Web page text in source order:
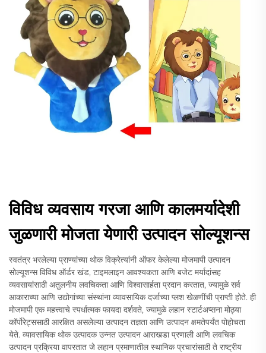
विविध व्यवसाय गरजा आणि कालमर्यादेशी
जुळणारी मोजता येणारी उत्पादन सोल्यूशन्स
स्वतंत्र भरलेल्या प्राण्यांच्या थोक विक्रेत्यांनी ऑफर केलेल्या मोजमापी उत्पादन
सोल्यूशन्स विविध ऑर्डर खंड, टाइमलाइन आवश्यकता आणि बजेट मर्यादांसह
व्यवसायांसाठी अतुलनीय लवचिकता आणि विश्वासार्हता प्रदान करतात, ज्यामुळे सर्व
आकाराच्या आणि उद्योगांच्या संस्थांना व्यावसायिक दर्जाच्या प्लश खेळणींची प्राप्ती होते. ही
मोजमापी एक महत्त्वाचे स्पर्धात्मक फायदा दर्शवते, ज्यामुळे लहान स्टार्टअप्सना मोठ्या
कॉर्पोरेट्ससाठी आरक्षित असलेल्या उत्पादन तज्ञता आणि उत्पादन क्षमतेपर्यंत पोहोचता
येते. व्यावसायिक थोक उत्पादक उन्नत उत्पादन आराखडा प्रणाली आणि लवचिक
उत्पादन प्रक्रिया वापरतात जे लहान प्रमाणातील स्थानिक प्रचारांसाठी ते राष्ट्रीय